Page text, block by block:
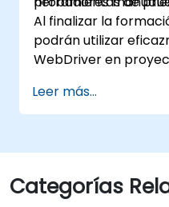
Al finalizar la
podrán utilizar
WebDriver en
Leer más...
Categorías